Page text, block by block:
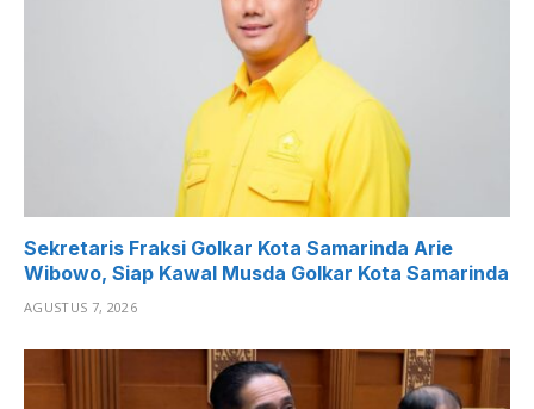
Sekretaris Fraksi Golkar Kota Samarinda Arie
Wibowo, Siap Kawal Musda Golkar Kota Samarinda
AGUSTUS 7, 2026